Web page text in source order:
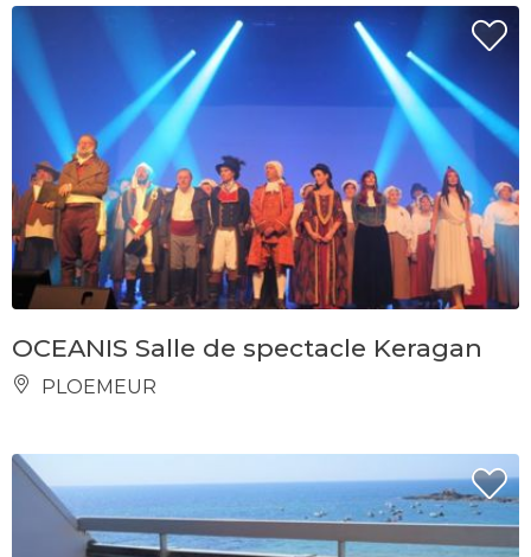
OCEANIS Salle de spectacle Keragan
PLOEMEUR